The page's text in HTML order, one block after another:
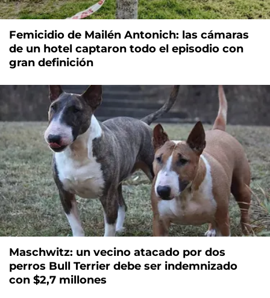
Femicidio de Mailén Antonich: las cámaras
de un hotel captaron todo el episodio con
gran definición
Maschwitz: un vecino atacado por dos
perros Bull Terrier debe ser indemnizado
con $2,7 millones